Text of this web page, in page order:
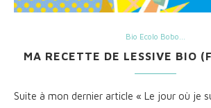
Bio Ecolo Bobo...
MA RECETTE DE LESSIVE BIO
Suite à mon dernier article « Le jour où je